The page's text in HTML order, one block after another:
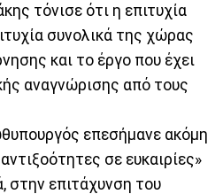
τόνισε ότι η επιτυχία
συνολικά της χώρας
και το έργο που έχει
αναγνώρισης από τους
επεσήμανε ακόμη
σε ευκαιρίες»
στην επιτάχυνση του